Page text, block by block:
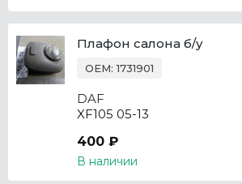
Плафон салона б/у
OEM: 1731901
DAF
XF105 05-13
400 ₽
В наличии